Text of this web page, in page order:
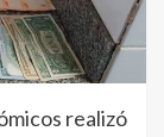
realizó